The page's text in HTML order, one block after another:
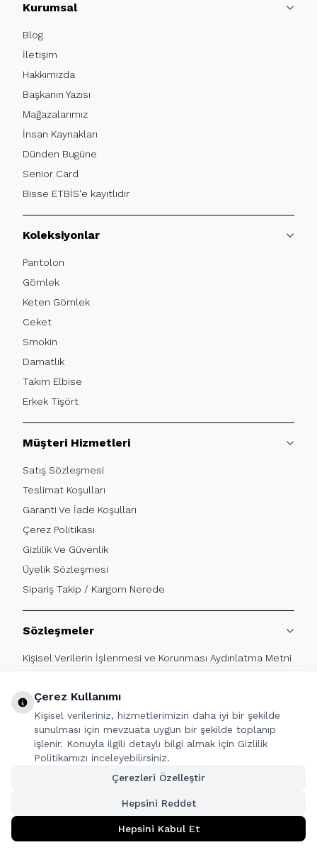
Kurumsal
Blog
İletişim
Hakkımızda
Başkanın Yazısı
Mağazalarımız
İnsan Kaynakları
Dünden Bugüne
Senior Card
Bisse ETBİS'e kayıtlıdır
Koleksiyonlar
Pantolon
Gömlek
Keten Gömlek
Ceket
Smokin
Damatlık
Takım Elbise
Erkek Tişört
Müşteri Hizmetleri
Satış Sözleşmesi
Teslimat Koşulları
Garanti Ve İade Koşulları
Çerez Politikası
Gizlilik Ve Güvenlik
Üyelik Sözleşmesi
Sipariş Takip / Kargom Nerede
Sözleşmeler
Kişisel Verilerin İşlenmesi ve Korunması Aydınlatma Metni
BİZE ULAŞIN
0850 522 47 73
Haftaiçi 09:00 - 17:30
Çerez Kullanımı
Kişisel verileriniz, hizmetlerimizin daha iyi bir şekilde
sunulması için mevzuata uygun bir şekilde toplanıp
işlenir. Konuyla ilgili detaylı bilgi almak için Gizlilik
Politikamızı inceleyebilirsiniz.
Çerezleri Özelleştir
Hepsini Reddet
Hepsini Kabul Et